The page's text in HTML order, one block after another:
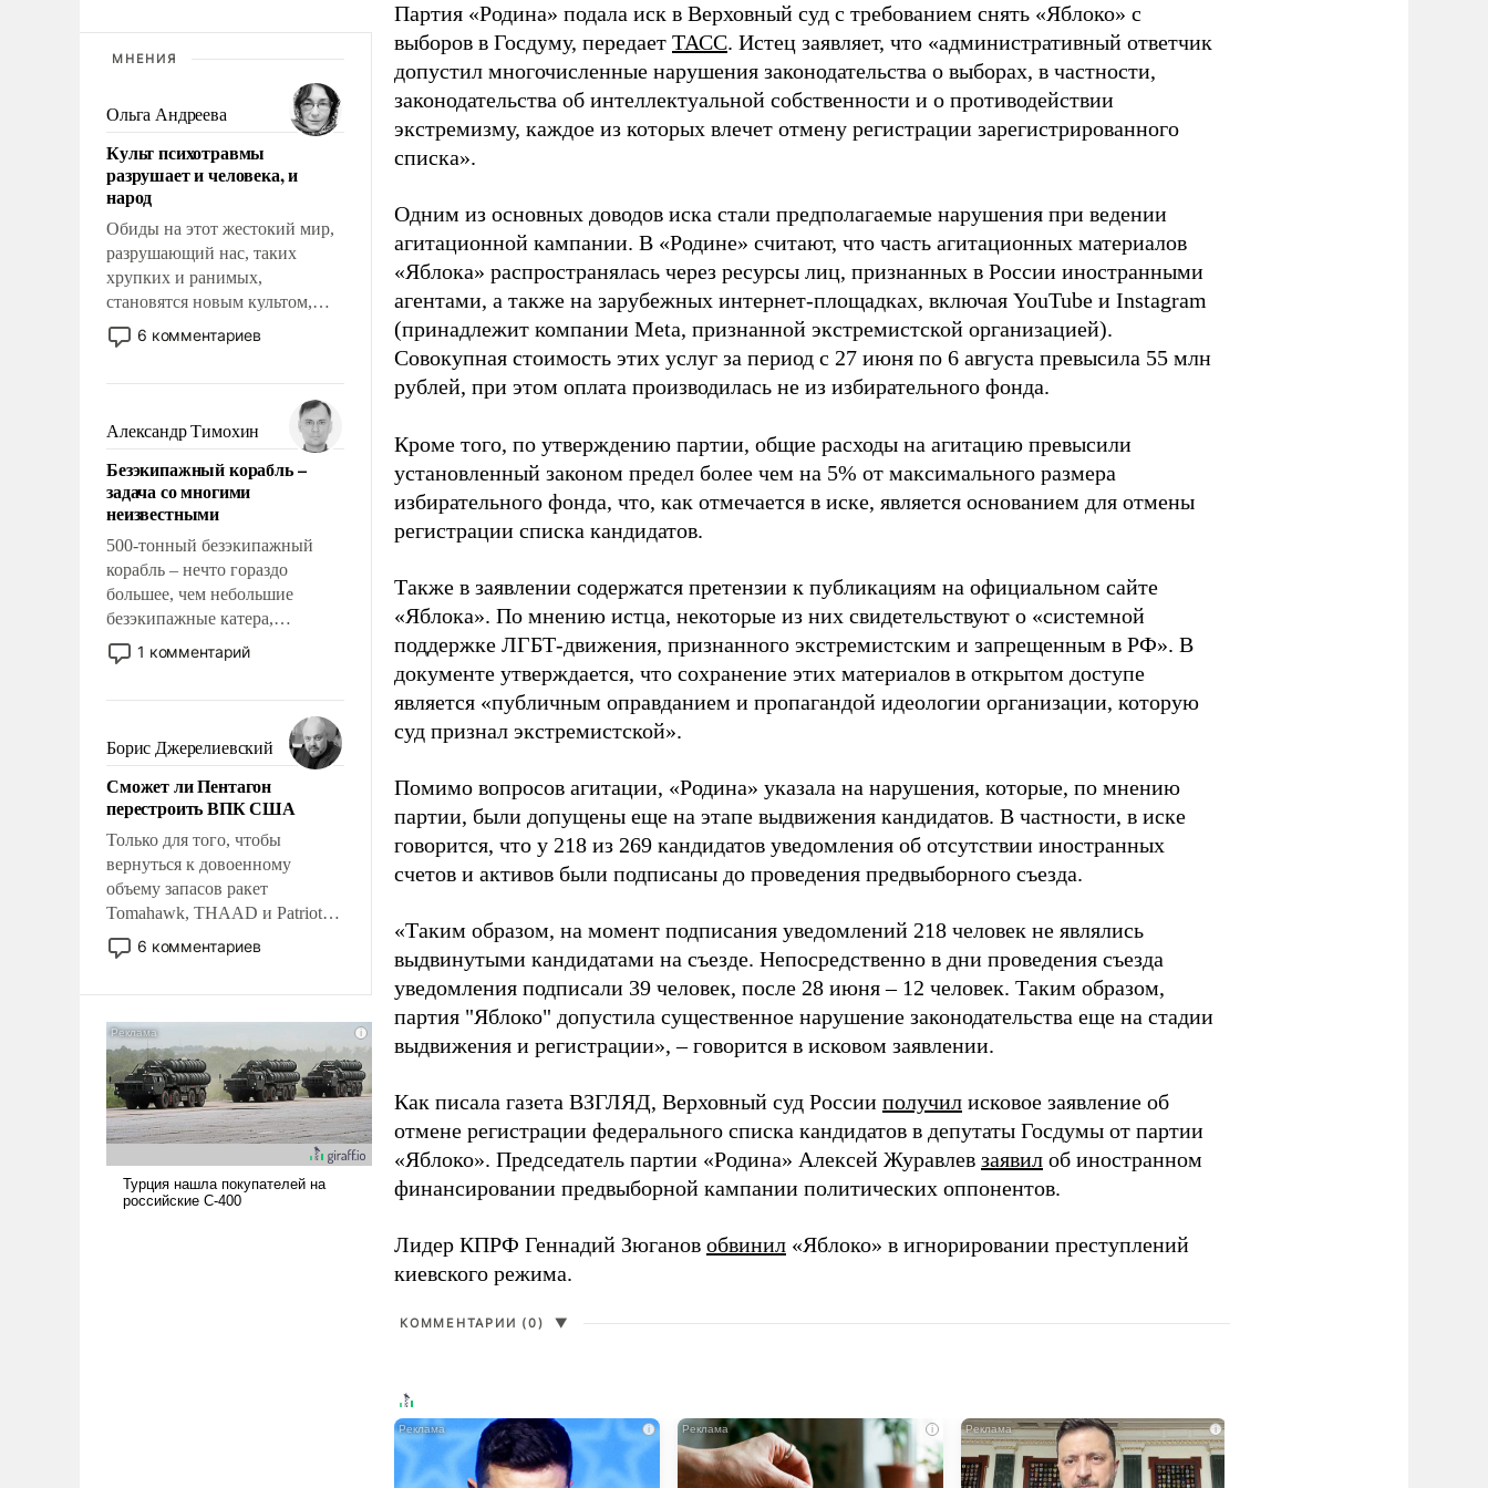
МНЕНИЯ
Ольга Андреева
Культ психотравмы
разрушает и человека, и
народ
Обиды на этот жестокий мир,
разрушающий нас, таких
хрупких и ранимых,
становятся новым культом,
постепенно вытесняя и
отменяя традиционное
мужественным и твердым под
ударами судьбы, брать на себя
ответственность, помогать
слабым, идти вперед и
адаптироваться.
6 комментариев
Александр Тимохин
Безэкипажный корабль –
задача со многими
неизвестными
500-тонный безэкипажный
корабль – нечто гораздо
большее, чем небольшие
безэкипажные катера,
применение которых уже
стало обыденностью. Задача по
сложна и амбициозна. Однако
и ее реализация радикально
поднимет наши боевые
возможности.
1 комментарий
Борис Джерелиевский
Сможет ли Пентагон
перестроить ВПК США
Только для того, чтобы
вернуться к довоенному
объему запасов ракет
Tomahawk, THAAD и Patriot
США потребуется более трех
лет. Даже небольшая война с
Сложившаяся ситуация
означает многолетний период
уязвимости США, например,
перед Китаем.
6 комментариев
Партия «Родина» подала иск в Верховный суд с требованием снять «Яблоко» с
выборов в Госдуму, передает ТАСС. Истец заявляет, что «административный ответчик
допустил многочисленные нарушения законодательства о выборах, в частности,
законодательства об интеллектуальной собственности и о противодействии
экстремизму, каждое из которых влечет отмену регистрации зарегистрированного
списка».
Одним из основных доводов иска стали предполагаемые нарушения при ведении
агитационной кампании. В «Родине» считают, что часть агитационных материалов
«Яблока» распространялась через ресурсы лиц, признанных в России иностранными
агентами, а также на зарубежных интернет-площадках, включая YouTube и Instagram
(принадлежит компании Meta, признанной экстремистской организацией).
Совокупная стоимость этих услуг за период с 27 июня по 6 августа превысила 55 млн
рублей, при этом оплата производилась не из избирательного фонда.
Кроме того, по утверждению партии, общие расходы на агитацию превысили
установленный законом предел более чем на 5% от максимального размера
избирательного фонда, что, как отмечается в иске, является основанием для отмены
регистрации списка кандидатов.
Также в заявлении содержатся претензии к публикациям на официальном сайте
«Яблока». По мнению истца, некоторые из них свидетельствуют о «системной
поддержке ЛГБТ-движения, признанного экстремистским и запрещенным в РФ». В
документе утверждается, что сохранение этих материалов в открытом доступе
является «публичным оправданием и пропагандой идеологии организации, которую
суд признал экстремистской».
Помимо вопросов агитации, «Родина» указала на нарушения, которые, по мнению
партии, были допущены еще на этапе выдвижения кандидатов. В частности, в иске
говорится, что у 218 из 269 кандидатов уведомления об отсутствии иностранных
счетов и активов были подписаны до проведения предвыборного съезда.
«Таким образом, на момент подписания уведомлений 218 человек не являлись
выдвинутыми кандидатами на съезде. Непосредственно в дни проведения съезда
уведомления подписали 39 человек, после 28 июня – 12 человек. Таким образом,
партия "Яблоко" допустила существенное нарушение законодательства еще на стадии
выдвижения и регистрации», – говорится в исковом заявлении.
Как писала газета ВЗГЛЯД, Верховный суд России получил исковое заявление об
отмене регистрации федерального списка кандидатов в депутаты Госдумы от партии
«Яблоко». Председатель партии «Родина» Алексей Журавлев заявил об иностранном
финансировании предвыборной кампании политических оппонентов.
Лидер КПРФ Геннадий Зюганов обвинил «Яблоко» в игнорировании преступлений
киевского режима.
КОММЕНТАРИИ (0) ▼
i i i